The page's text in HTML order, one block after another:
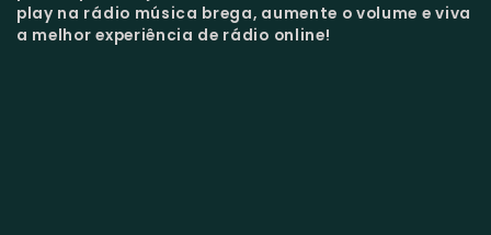
play na rádio música brega, aumente o volume e viva
a melhor experiência de rádio online!